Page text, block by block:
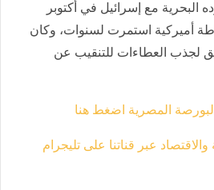
البحرية مع إسرائيل في أكتوبر
أميركية استمرت لسنوات، وكان
لجذب العطاءات للتنقيب عن
المصرية اضغط هنا
والاقتصاد عبر قناتنا على تليجرام